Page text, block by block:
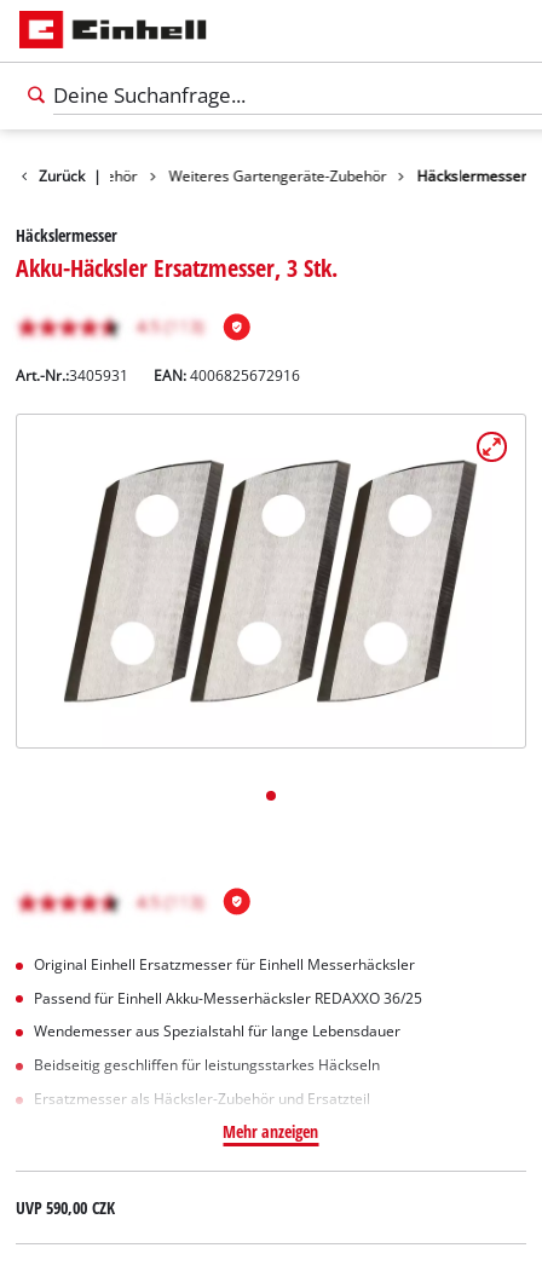
Deutsch
English
čeština
Zurück | Weiteres Gartengeräte-Zubehör Häckslermesser
Häckslermesser
Akku-Häcksler Ersatzmesser, 3 Stk.
Art.-Nr.:3405931 EAN:4006825672916
Original Einhell Ersatzmesser für Einhell Messerhäcksler
Passend für Einhell Akku-Messerhäcksler REDAXXO 36/25
Wendemesser aus Spezialstahl für lange Lebensdauer
Beidseitig geschliffen für leistungsstarkes Häckseln
Ersatzmesser als Häcksler-Zubehör und Ersatzteil
Mehr anzeigen
UVP590,00 CZK